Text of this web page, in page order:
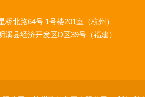
桥北路64号 1号楼201室（杭州）
溪县经济开发区D区39号（福建）